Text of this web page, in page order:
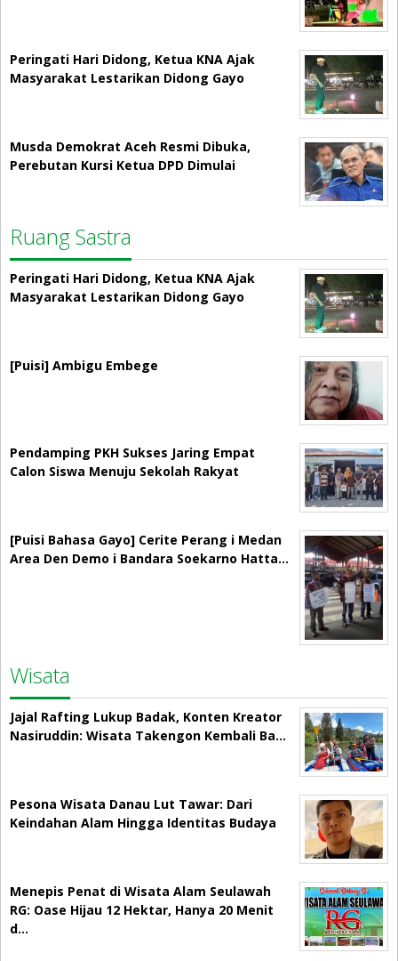
Peringati Hari Didong, Ketua KNA Ajak
Masyarakat Lestarikan Didong Gayo
Musda Demokrat Aceh Resmi Dibuka,
Perebutan Kursi Ketua DPD Dimulai
Ruang Sastra
Peringati Hari Didong, Ketua KNA Ajak
Masyarakat Lestarikan Didong Gayo
[Puisi] Ambigu Embege
Pendamping PKH Sukses Jaring Empat
Calon Siswa Menuju Sekolah Rakyat
[Puisi Bahasa Gayo] Cerite Perang i Medan
Area Den Demo i Bandara Soekarno Hatta…
Wisata
Jajal Rafting Lukup Badak, Konten Kreator
Nasiruddin: Wisata Takengon Kembali Ba…
Pesona Wisata Danau Lut Tawar: Dari
Keindahan Alam Hingga Identitas Budaya
Menepis Penat di Wisata Alam Seulawah
RG: Oase Hijau 12 Hektar, Hanya 20 Menit
d…